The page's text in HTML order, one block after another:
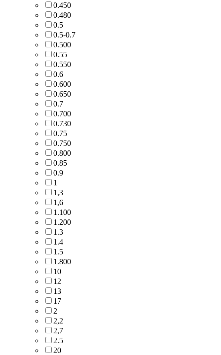
0.450
0.480
0.5
0.5-0.7
0.500
0.55
0.550
0.6
0.600
0.650
0.7
0.700
0.730
0.75
0.750
0.800
0.85
0.9
1
1,3
1,6
1.100
1.200
1.3
1.4
1.5
1.800
10
12
13
17
2
2,2
2,7
2.5
20